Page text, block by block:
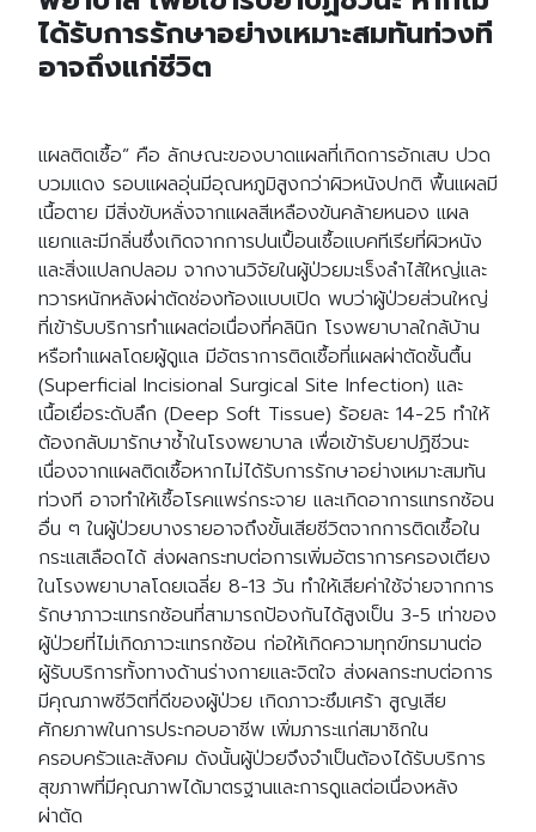
ได้รับการรักษาอย่างเหมาะสมทันท่วงที
อาจถึงแก่ชีวิต
แผลติดเชื้อ” คือ ลักษณะของบาดแผลที่เกิดการอักเสบ ปวด
บวมแดง รอบแผลอุ่นมีอุณหภูมิสูงกว่าผิวหนังปกติ พื้นแผลมี
เนื้อตาย มีสิ่งขับหลั่งจากแผลสีเหลืองข้นคล้ายหนอง แผล
แยกและมีกลิ่นซึ่งเกิดจากการปนเปื้อนเชื้อแบคทีเรียที่ผิวหนัง
และสิ่งแปลกปลอม จากงานวิจัยในผู้ป่วยมะเร็งลำไส้ใหญ่และ
ทวารหนักหลังผ่าตัดช่องท้องแบบเปิด พบว่าผู้ป่วยส่วนใหญ่
ที่เข้ารับบริการทำแผลต่อเนื่องที่คลินิก โรงพยาบาลใกล้บ้าน
หรือทำแผลโดยผู้ดูแล มีอัตราการติดเชื้อที่แผลผ่าตัดชั้นตื้น
(Superficial Incisional Surgical Site Infection) และ
เนื้อเยื่อระดับลึก (Deep Soft Tissue) ร้อยละ 14-25 ทำให้
ต้องกลับมารักษาซ้ำในโรงพยาบาล เพื่อเข้ารับยาปฏิชีวนะ
เนื่องจากแผลติดเชื้อหากไม่ได้รับการรักษาอย่างเหมาะสมทัน
ท่วงที อาจทำให้เชื้อโรคแพร่กระจาย และเกิดอาการแทรกซ้อน
อื่น ๆ ในผู้ป่วยบางรายอาจถึงขั้นเสียชีวิตจากการติดเชื้อใน
กระแสเลือดได้ ส่งผลกระทบต่อการเพิ่มอัตราการครองเตียง
ในโรงพยาบาลโดยเฉลี่ย 8-13 วัน ทำให้เสียค่าใช้จ่ายจากการ
รักษาภาวะแทรกซ้อนที่สามารถป้องกันได้สูงเป็น 3-5 เท่าของ
ผู้ป่วยที่ไม่เกิดภาวะแทรกซ้อน ก่อให้เกิดความทุกข์ทรมานต่อ
ผู้รับบริการทั้งทางด้านร่างกายและจิตใจ ส่งผลกระทบต่อการ
มีคุณภาพชีวิตที่ดีของผู้ป่วย เกิดภาวะซึมเศร้า สูญเสีย
ศักยภาพในการประกอบอาชีพ เพิ่มภาระแก่สมาชิกใน
ครอบครัวและสังคม ดังนั้นผู้ป่วยจึงจำเป็นต้องได้รับบริการ
สุขภาพที่มีคุณภาพได้มาตรฐานและการดูแลต่อเนื่องหลัง
ผ่าตัด